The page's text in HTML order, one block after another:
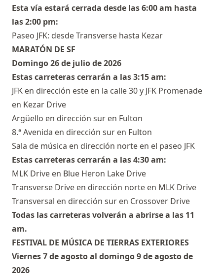
Esta vía estará cerrada desde las 6:00 am hasta
las 2:00 pm:
Paseo JFK: desde Transverse hasta Kezar
MARATÓN DE SF
Domingo 26 de julio de 2026
Estas carreteras cerrarán a las 3:15 am:
JFK en dirección este en la calle 30 y JFK Promenade
en Kezar Drive
Argüello en dirección sur en Fulton
8.ª Avenida en dirección sur en Fulton
Sala de música en dirección norte en el paseo JFK
Estas carreteras cerrarán a las 4:30 am:
MLK Drive en Blue Heron Lake Drive
Transverse Drive en dirección norte en MLK Drive
Transversal en dirección sur en Crossover Drive
Todas las carreteras volverán a abrirse a las 11
am.
FESTIVAL DE MÚSICA DE TIERRAS EXTERIORES
Viernes 7 de agosto al domingo 9 de agosto de
2026